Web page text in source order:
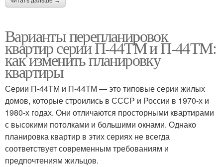
Варианты перепланировок
квартир серии П-44ТМ и П-44ТМ:
как изменить планировку
квартиры
Серии П-44ТМ и П-44ТМ — это типовые серии жилых
домов, которые строились в СССР и России в 1970-х и
1980-х годах. Они отличаются просторными квартирами
с высокими потолками и большими окнами. Однако
планировка квартир в этих сериях не всегда
соответствует современным требованиям и
предпочтениям жильцов.